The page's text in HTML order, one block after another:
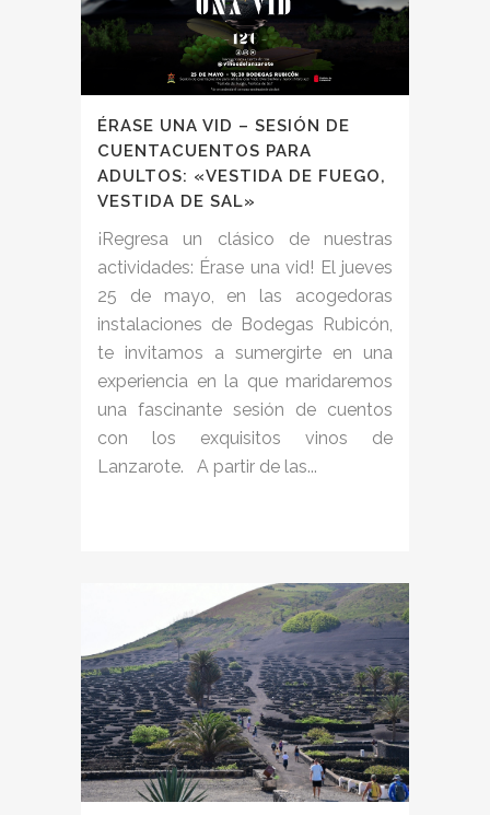
ÉRASE UNA VID – SESIÓN DE
CUENTACUENTOS PARA
ADULTOS: «VESTIDA DE FUEGO,
VESTIDA DE SAL»
¡Regresa un clásico de nuestras
actividades: Érase una vid! El jueves
25 de mayo, en las acogedoras
instalaciones de Bodegas Rubicón,
te invitamos a sumergirte en una
experiencia en la que maridaremos
una fascinante sesión de cuentos
con los exquisitos vinos de
Lanzarote. A partir de las...